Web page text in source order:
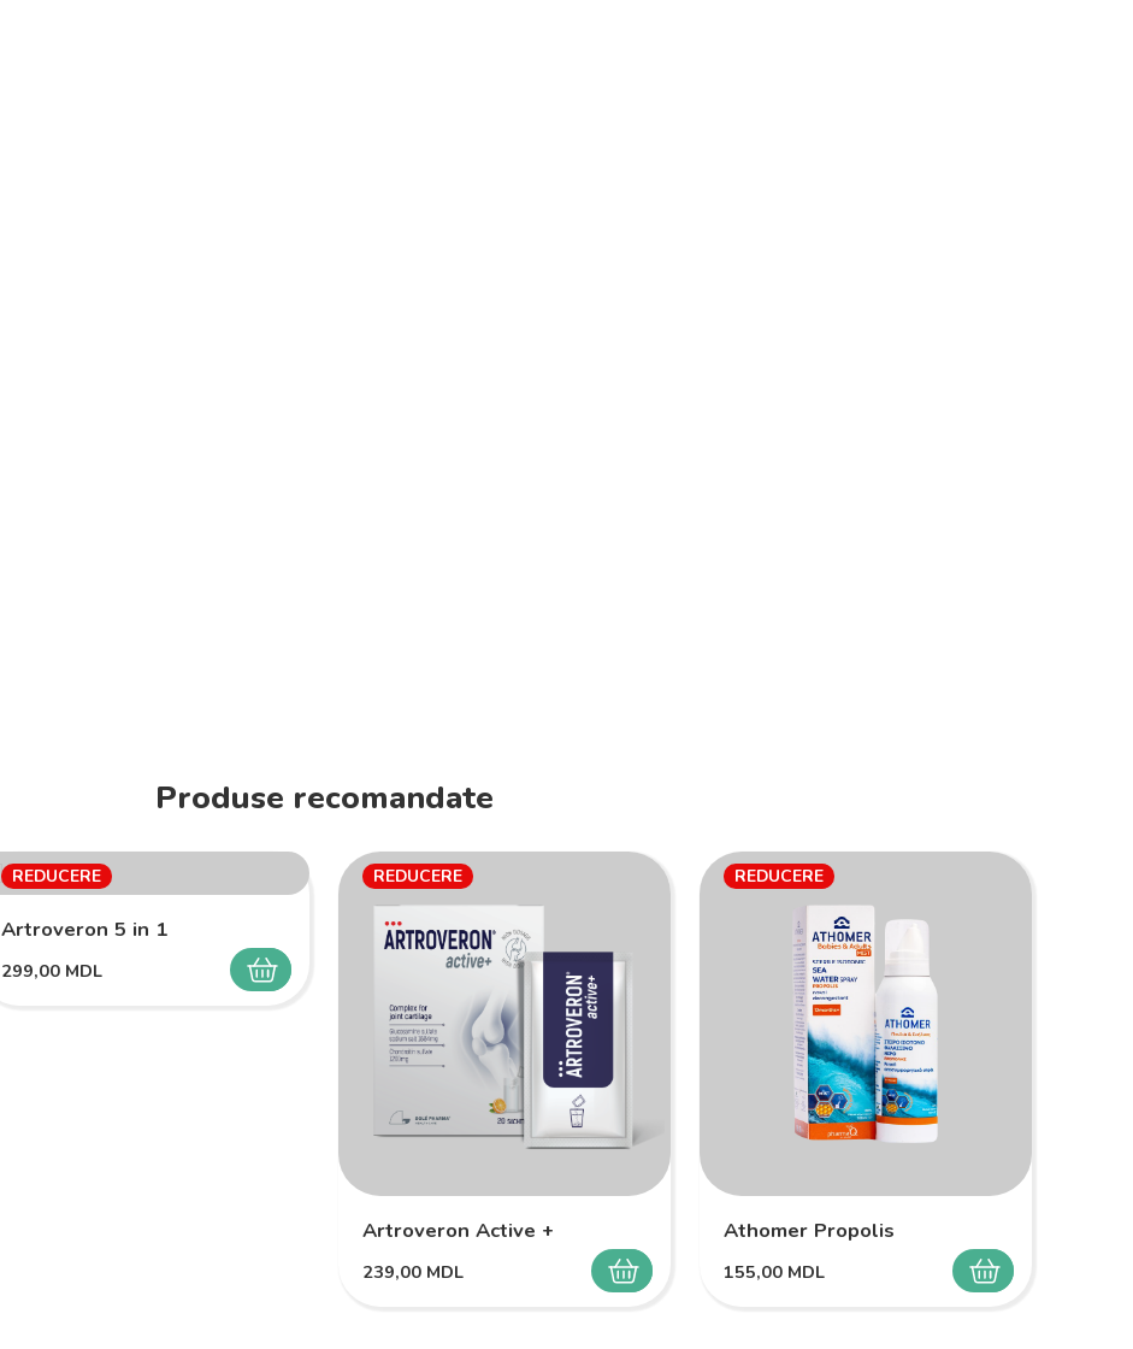
Produse recomandate
REDUCERE
SELECTEAZĂ
Artroveron 5 in 1
299,00 MDL
REDUCERE
SELECTEAZĂ
Artroveron Active +
239,00 MDL
REDUCERE
SELECTEAZĂ
Athomer Propolis
155,00 MDL